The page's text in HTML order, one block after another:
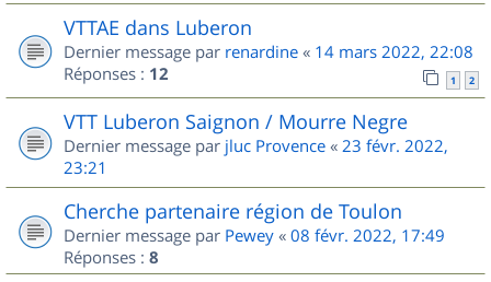
VTTAE dans Luberon
Dernier message par renardine « 14 mars 2022, 22:08
Réponses : 12 1 2
VTT Luberon Saignon / Mourre Negre
Dernier message par jluc Provence « 23 févr. 2022,
23:21
Cherche partenaire région de Toulon
Dernier message par Pewey « 08 févr. 2022, 17:49
Réponses : 8